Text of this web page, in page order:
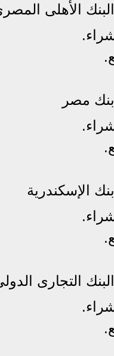
الأهلى
مصر
الإسكندرية
التجارى